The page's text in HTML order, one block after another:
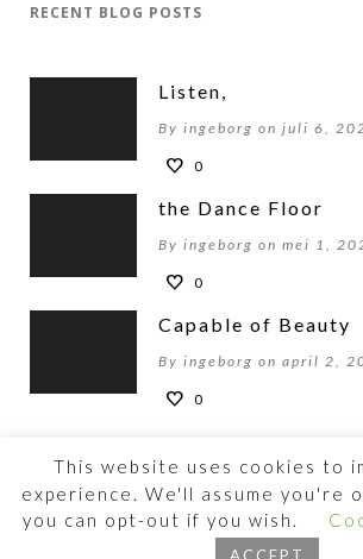
RECENT BLOG POSTS
Listen,
By ingeborg on juli 6,
0
the Dance Floor
By ingeborg on mei 1,
0
Capable of Beauty
By ingeborg on april 2,
0
©2026
This website uses cookies to
experience. We'll assume you're
you can opt-out if you wish.